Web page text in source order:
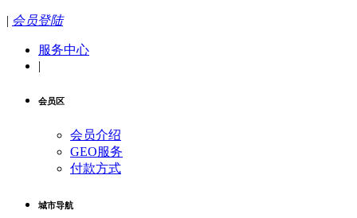
| 会员登陆
服务中心
|
会员区
会员介绍
GEO服务
付款方式
城市导航